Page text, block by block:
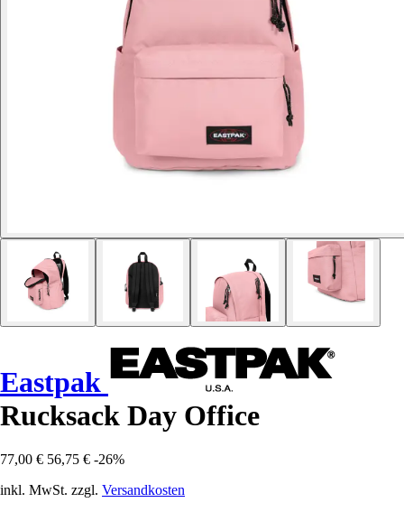
Eastpak
Rucksack Day Office
77,00 € 56,75 € -26%
inkl. MwSt. zzgl. Versandkosten